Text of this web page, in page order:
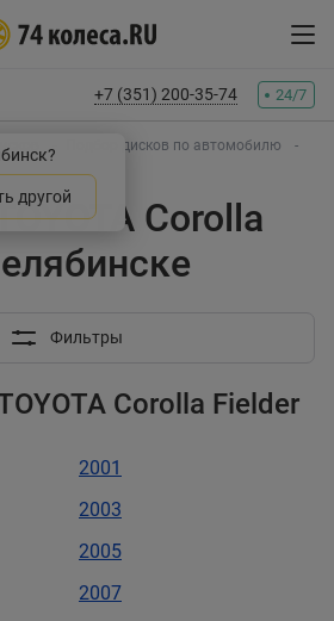
другой
+7 (351) 200-35-74 24/7
Подбор дисков по автомобилю
Corolla
Фильтры
Corolla Fielder
2001
2003
2005
2007